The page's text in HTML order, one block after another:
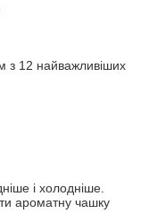
з 12 найважливіших
і холодніше.
ароматну чашку